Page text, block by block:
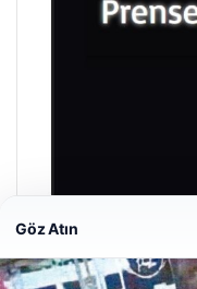
Prenses Night Club
Nisan 29, 2026
Göz Atın